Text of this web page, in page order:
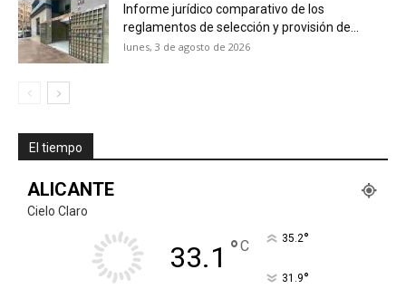
Informe jurídico comparativo de los
reglamentos de selección y provisión de...
lunes, 3 de agosto de 2026
El tiempo
ALICANTE
Cielo Claro
33.1 °C 35.2°
31.9°